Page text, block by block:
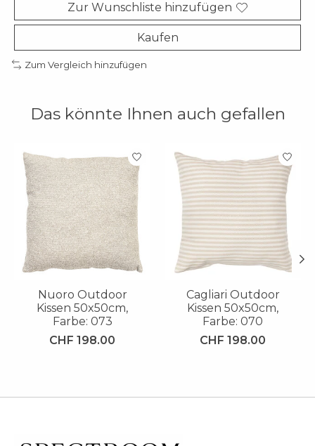
Zur Wunschliste hinzufügen
Kaufen
Zum Vergleich hinzufügen
Das könnte Ihnen auch gefallen
Produkt-Karussell-Artikel
Nuoro Outdoor
Kissen 50x50cm,
Farbe: 073
CHF 198.00
Cagliari Outdoor
Kissen 50x50cm,
Farbe: 070
CHF 198.00